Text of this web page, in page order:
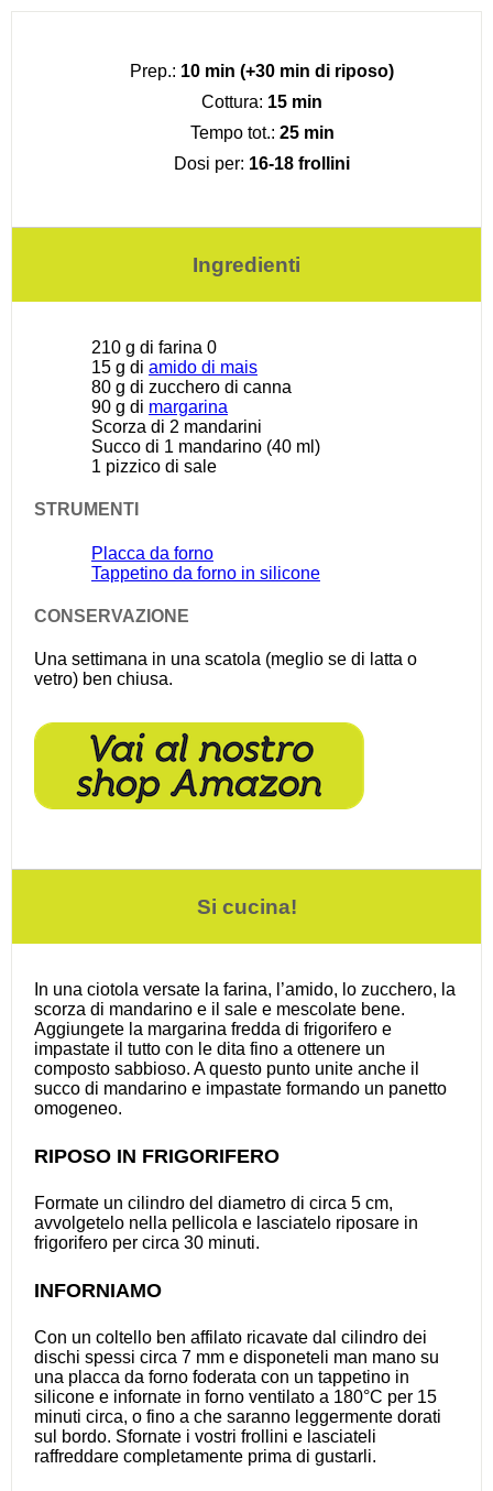
Prep.: 10 min (+30 min di riposo)
Cottura: 15 min
Tempo tot.: 25 min
Dosi per: 16-18 frollini
Ingredienti
210 g di farina 0
15 g di amido di mais
80 g di zucchero di canna
90 g di margarina
Scorza di 2 mandarini
Succo di 1 mandarino (40 ml)
1 pizzico di sale
STRUMENTI
Placca da forno
Tappetino da forno in silicone
CONSERVAZIONE
Una settimana in una scatola (meglio se di latta o
vetro) ben chiusa.
Si cucina!
In una ciotola versate la farina, l’amido, lo zucchero, la
scorza di mandarino e il sale e mescolate bene.
Aggiungete la margarina fredda di frigorifero e
impastate il tutto con le dita fino a ottenere un
composto sabbioso. A questo punto unite anche il
succo di mandarino e impastate formando un panetto
omogeneo.
RIPOSO IN FRIGORIFERO
Formate un cilindro del diametro di circa 5 cm,
avvolgetelo nella pellicola e lasciatelo riposare in
frigorifero per circa 30 minuti.
INFORNIAMO
Con un coltello ben affilato ricavate dal cilindro dei
dischi spessi circa 7 mm e disponeteli man mano su
una placca da forno foderata con un tappetino in
silicone e infornate in forno ventilato a 180°C per 15
minuti circa, o fino a che saranno leggermente dorati
sul bordo. Sfornate i vostri frollini e lasciateli
raffreddare completamente prima di gustarli.